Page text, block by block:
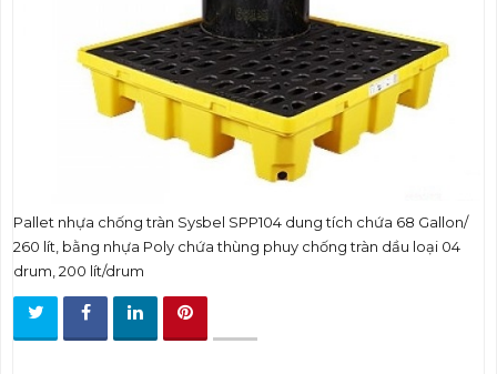
Pallet nhựa chống tràn Sysbel SPP104 dung tích chứa 68 Gallon/
260 lít, bằng nhựa Poly chứa thùng phuy chống tràn dầu loại 04
drum, 200 lít/drum